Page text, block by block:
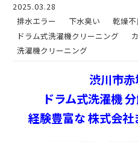
2025.03.28
排水エラー
下水臭い
乾燥不
ドラム式洗濯機クリーニング
洗濯機クリーニング
渋川市
ドラム式洗濯機
経験豊富な 株式会社